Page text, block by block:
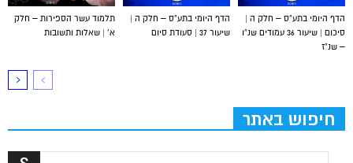
תלמוד עשר הספירות – חלק
א’ | שאלות ותשובות
הדף היומי בתע”ס – חלק ה |
שיעור 37 | סעודת סיום
הדף היומי בתע”ס – חלק ה |
סיכום | שיעור 36 עמודים שנ”ו
– שנ”ז
חיפוש באתר